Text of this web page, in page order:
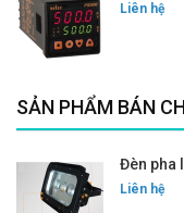
Liên hệ
SẢN PHẨM BÁN
Đèn pha
Liên hệ